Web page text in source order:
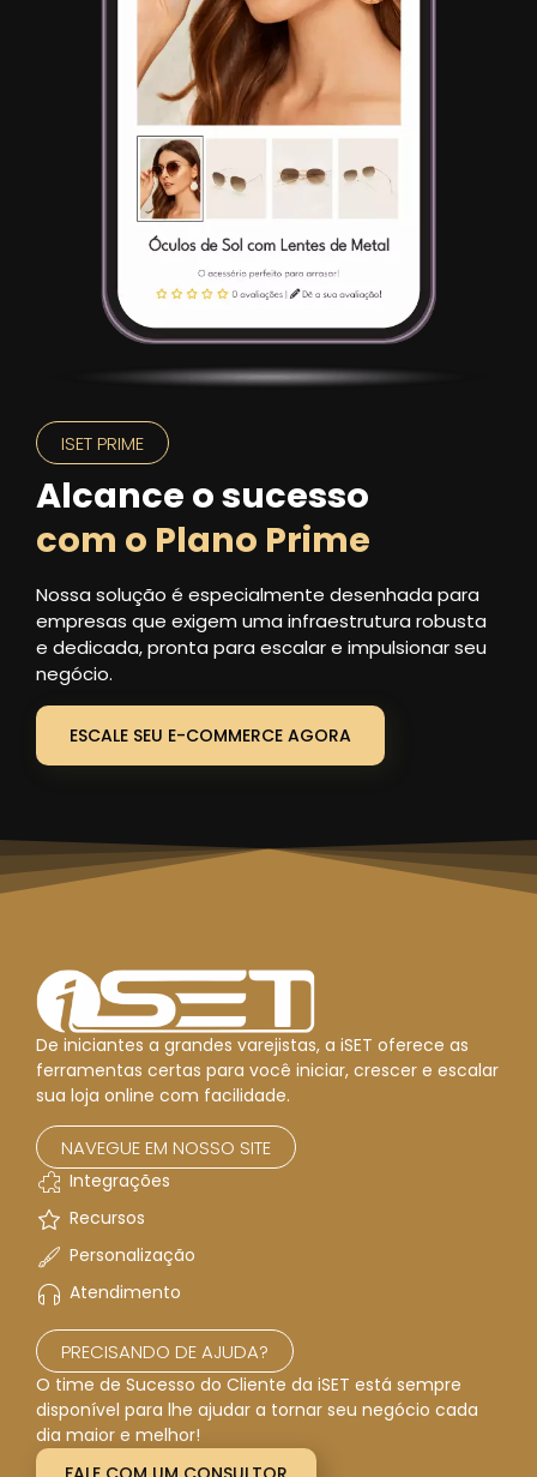
ISET PRIME
Alcance o sucesso
com o Plano Prime
Nossa solução é especialmente desenhada para
empresas que exigem uma infraestrutura robusta
e dedicada, pronta para escalar e impulsionar seu
negócio.
ESCALE SEU E-COMMERCE AGORA
De iniciantes a grandes varejistas, a iSET oferece as
ferramentas certas para você iniciar, crescer e escalar
sua loja online com facilidade.
NAVEGUE EM NOSSO SITE
Integrações
Recursos
Personalização
Atendimento
PRECISANDO DE AJUDA?
O time de Sucesso do Cliente da iSET está sempre
disponível para lhe ajudar a tornar seu negócio cada
dia maior e melhor!